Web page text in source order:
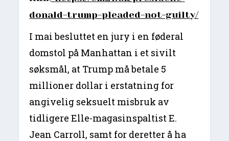
donald-trump-pleaded-not-guilty/
I mai besluttet en jury i en føderal
domstol på Manhattan i et sivilt
søksmål, at Trump må betale 5
millioner dollar i erstatning for
angivelig seksuelt misbruk av
tidligere Elle-magasinspaltist E.
Jean Carroll, samt for deretter å ha